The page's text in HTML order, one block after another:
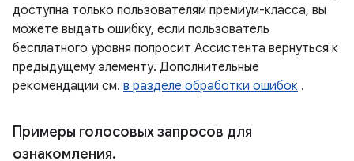
доступна только пользователям премиум-класса, вы
можете выдать ошибку, если пользователь
бесплатного уровня попросит Ассистента вернуться к
предыдущему элементу. Дополнительные
рекомендации см. в разделе обработки ошибок .
Примеры голосовых запросов для
ознакомления.